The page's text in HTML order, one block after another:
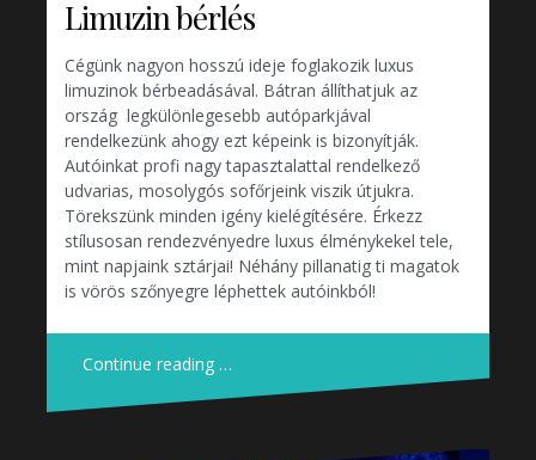
Limuzin bérlés
Cégünk nagyon hosszú ideje foglakozik luxus
limuzinok bérbeadásával. Bátran állíthatjuk az
ország legkülönlegesebb autóparkjával
rendelkezünk ahogy ezt képeink is bizonyítják.
Autóinkat profi nagy tapasztalattal rendelkező
udvarias, mosolygós sofőrjeink viszik útjukra.
Törekszünk minden igény kielégítésére. Érkezz
stílusosan rendezvényedre luxus élménykekel tele,
mint napjaink sztárjai! Néhány pillanatig ti magatok
is vörös szőnyegre léphettek autóinkból!
Continue reading …